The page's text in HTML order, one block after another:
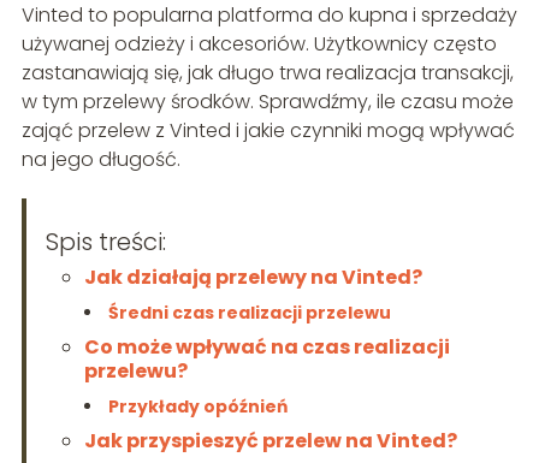
Vinted to popularna platforma do kupna i sprzedaży
używanej odzieży i akcesoriów. Użytkownicy często
zastanawiają się, jak długo trwa realizacja transakcji,
w tym przelewy środków. Sprawdźmy, ile czasu może
zająć przelew z Vinted i jakie czynniki mogą wpływać
na jego długość.
Spis treści:
Jak działają przelewy na Vinted?
Średni czas realizacji przelewu
Co może wpływać na czas realizacji
przelewu?
Przykłady opóźnień
Jak przyspieszyć przelew na Vinted?